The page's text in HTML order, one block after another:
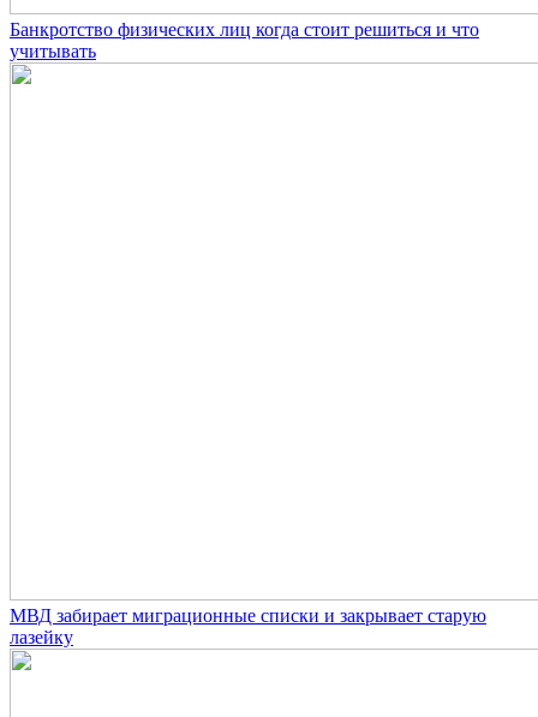
Банкротство физических лиц когда стоит решиться и что
учитывать
МВД забирает миграционные списки и закрывает старую
лазейку